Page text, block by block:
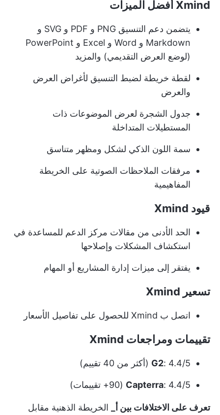
Xmind أفضل الميزات
يتضمن دعم التنسيق PNG و PDF و SVG و
Markdown و Word و Excel و PowerPoint
(لوضع العرض التقديمي) والمزيد
لقطة خريطة لضبط التنسيق لأغراض العرض
والعرض
جدول الشجرة لعرض الموضوعات ذات
المستطيلات المتداخلة
سمة اللون الذكي لشكل ومظهر متناسق
مرفقات الملاحظات الصوتية على الخريطة
المفاهيمية
قيود Xmind
الحد الأدنى من مقالات مركز الدعم للمساعدة في
استكشاف المشكلات وإصلاحها
يفتقر إلى ميزات إدارة المشاريع أو المهام
تسعير Xmind
اتصل ب Xmind للحصول على تفاصيل الأسعار
تقييمات ومراجعات Xmind
G2: 4.4/5 (أكثر من 40 تقييم)
Capterra: 4.4/5 (90+ تقييمات)
تعرف على الاختلافات بين أ_ الخريطة الذهنية مقابل